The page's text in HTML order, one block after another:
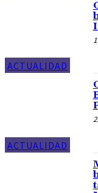
ACTUALIDAD
ACTUALIDAD